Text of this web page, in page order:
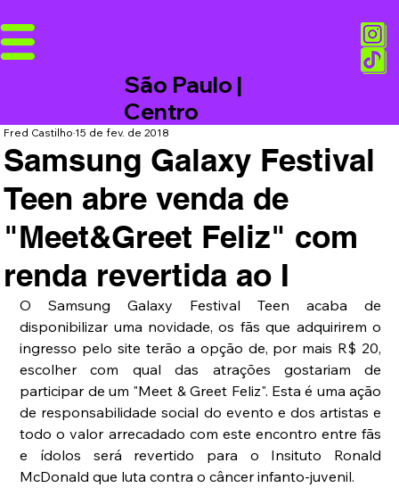
São Paulo |
Centro
Samsung Galaxy Festival
Teen abre venda de
"Meet&Greet Feliz" com
renda revertida ao I
Fred Castilho15 de fev. de 2018
O Samsung Galaxy Festival Teen acaba de
disponibilizar uma novidade, os fãs que adquirirem o
ingresso pelo site terão a opção de, por mais R$ 20,
escolher com qual das atrações gostariam de
participar de um "Meet & Greet Feliz". Esta é uma ação
de responsabilidade social do evento e dos artistas e
todo o valor arrecadado com este encontro entre fãs
e ídolos será revertido para o Insituto Ronald
McDonald que luta contra o câncer infanto-juvenil.